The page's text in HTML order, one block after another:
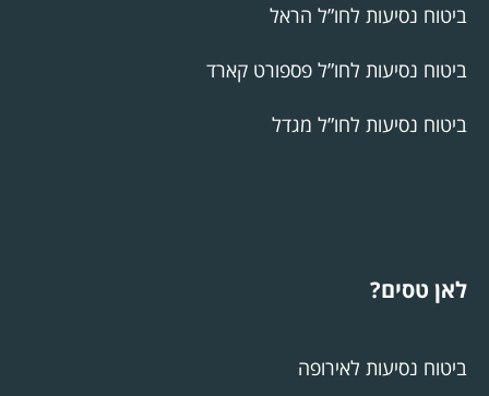
ביטוח נסיעות לחו”ל הראל
ביטוח נסיעות לחו”ל פספורט קארד
ביטוח נסיעות לחו”ל מגדל
לאן טסים?
ביטוח נסיעות לאירופה